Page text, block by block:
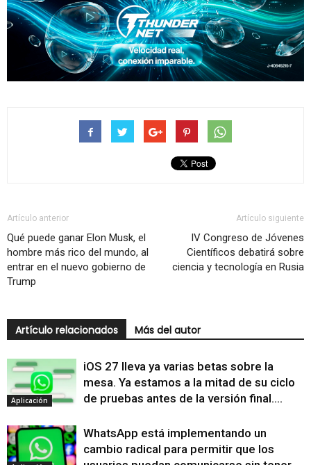
Artículo anterior
Qué puede ganar Elon Musk, el
hombre más rico del mundo, al
entrar en el nuevo gobierno de
Trump
Artículo siguiente
IV Congreso de Jóvenes
Científicos debatirá sobre
ciencia y tecnología en Rusia
Artículo relacionados Más del autor
Aplicación
iOS 27 lleva ya varias betas sobre la
mesa. Ya estamos a la mitad de su ciclo
de pruebas antes de la versión final....
WhatsApp está implementando un
cambio radical para permitir que los